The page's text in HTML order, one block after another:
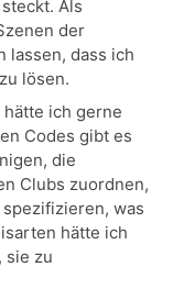
Als
der
lassen, dass ich
lösen.
ich gerne
Codes gibt es
die
Clubs zuordnen,
was
hätte ich
sie zu